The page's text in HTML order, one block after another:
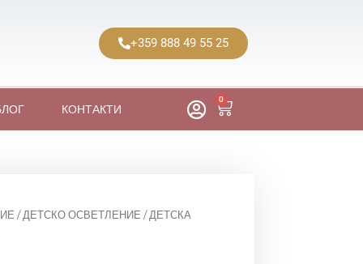
+359 888 49 55 25
КОНТАКТИ
0
Cart
/ДЕТСКО ОСВЕТЛЕНИЕ / ДЕТСКА